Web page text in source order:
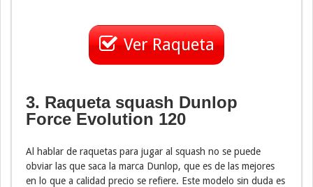
Ver Raqueta
3. Raqueta squash Dunlop
Force Evolution 120
Al hablar de raquetas para jugar al squash no se puede
obviar las que saca la marca Dunlop, que es de las mejores
en lo que a calidad precio se refiere. Este modelo sin duda es